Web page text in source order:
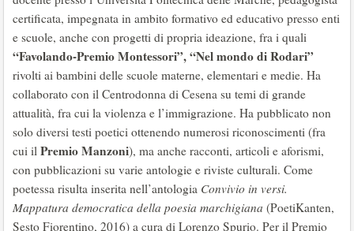
certificata, impegnata in ambito formativo ed educativo presso enti
e scuole, anche con progetti di propria ideazione, fra i quali
“Favolando-Premio Montessori”, “Nel mondo di Rodari”
rivolti ai bambini delle scuole materne, elementari e medie. Ha
collaborato con il Centrodonna di Cesena su temi di grande
attualità, fra cui la violenza e l’immigrazione. Ha pubblicato non
solo diversi testi poetici ottenendo numerosi riconoscimenti (fra
cui il Premio Manzoni), ma anche racconti, articoli e aforismi,
con pubblicazioni su varie antologie e riviste culturali. Come
poetessa risulta inserita nell’antologia Convivio in versi.
Mappatura democratica della poesia marchigiana (PoetiKanten,
Sesto Fiorentino, 2016) a cura di Lorenzo Spurio. Per il Premio